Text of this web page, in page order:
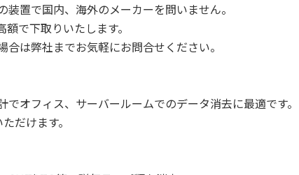
置で国内、海外のメーカーを問いません。
で下取りいたします。
は弊社までお気軽にお問合せください。
オフィス、サーバールームでのデータ消去に最適です。
だけます。